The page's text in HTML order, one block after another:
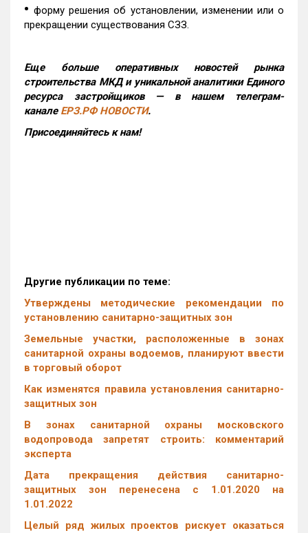
•форму решения об установлении, изменении или о
прекращении существования СЗЗ.
Еще больше оперативных новостей рынка
строительства МКД и уникальной аналитики Единого
ресурса застройщиков — в нашем телеграм-
канале ЕРЗ.РФ НОВОСТИ.
Присоединяйтесь к нам!
Другие публикации по теме:
Утверждены методические рекомендации по
установлению санитарно-защитных зон
Земельные участки, расположенные в зонах
санитарной охраны водоемов, планируют ввести
в торговый оборот
Как изменятся правила установления санитарно-
защитных зон
В зонах санитарной охраны московского
водопровода запретят строить: комментарий
эксперта
Дата прекращения действия санитарно-
защитных зон перенесена с 1.01.2020 на
1.01.2022
Целый ряд жилых проектов рискует оказаться